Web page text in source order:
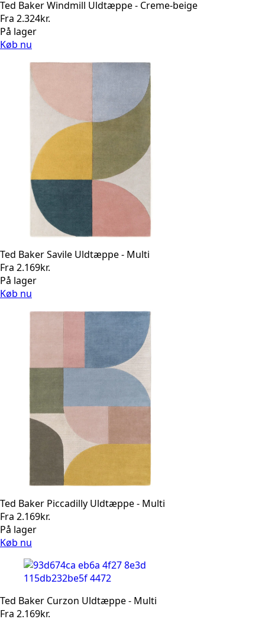
Ted Baker Windmill Uldtæppe - Creme-beige
Fra 2.324kr.
På lager
Køb nu
Ted Baker Savile Uldtæppe - Multi
Fra 2.169kr.
På lager
Køb nu
Ted Baker Piccadilly Uldtæppe - Multi
Fra 2.169kr.
På lager
Køb nu
Ted Baker Curzon Uldtæppe - Multi
Fra 2.169kr.